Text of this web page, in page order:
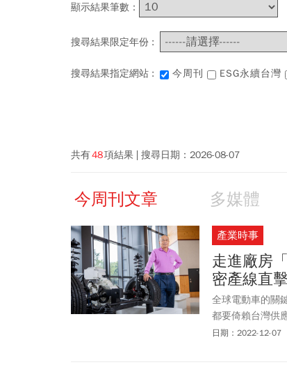
顯示結果筆數：
搜尋結果限定年份 :
搜尋結果指定網站 : 今周刊 ESG永續台灣
共有48項結果 搜尋日期： 2026-08-07
今周刊文章 多媒體
產業時事
走進廠房
密產線直
全球電動車的關
都要倚賴台灣供
件。當新創、傳
日期：2022-12-07